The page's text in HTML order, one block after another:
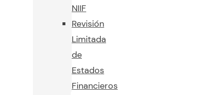
NIIF
Revisión
Limitada
de
Estados
Financieros